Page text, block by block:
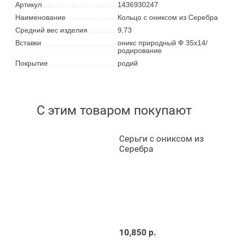
Артикул
1436930247
Наименование
Кольцо с ониксом из Серебра
Средний вес изделия
9,73
Вставки
оникс природный Ф 35х14/
родирование
Покрытие
родий
С этим товаром покупают
Серьги с ониксом из
Серебра
10,850 р.